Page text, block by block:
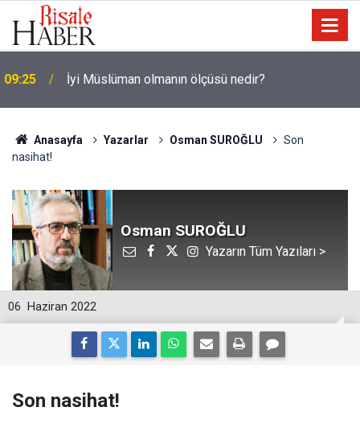
09:25 İyi Müslüman olmanın ölçüsü nedir?
Anasayfa Yazarlar Osman SUROĞLU
Son
nasihat!
Osman SUROĞLU
Yazarın Tüm Yazıları >
06 Haziran 2022
Son nasihat!